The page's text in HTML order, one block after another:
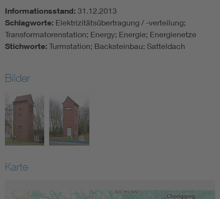
Informationsstand: 31.12.2013
Schlagworte: Elektrizitätsübertragung / -verteilung;
Transformatorenstation; Energy; Energie; Energienetze
Stichworte: Turmstation; Backsteinbau; Satteldach
Bilder
Karte